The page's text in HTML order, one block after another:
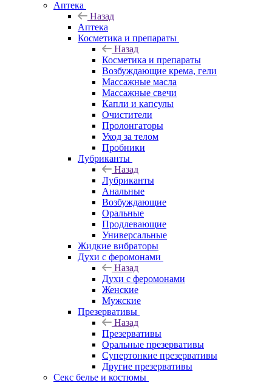
Аптека
Назад
Аптека
Косметика и препараты
Назад
Косметика и препараты
Возбуждающие крема, гели
Массажные масла
Массажные свечи
Капли и капсулы
Очистители
Пролонгаторы
Уход за телом
Пробники
Лубриканты
Назад
Лубриканты
Анальные
Возбуждающие
Оральные
Продлевающие
Универсальные
Жидкие вибраторы
Духи с феромонами
Назад
Духи с феромонами
Женские
Мужские
Презервативы
Назад
Презервативы
Оральные презервативы
Супертонкие презервативы
Другие презервативы
Секс белье и костюмы